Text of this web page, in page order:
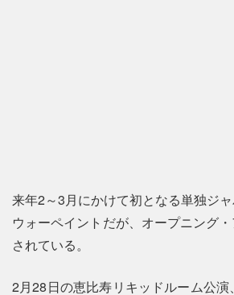
来年2～3月にかけて初となる単独ジ
ウォーペイントだが、オープニング
されている。
2月28日の恵比寿リキッドルーム公